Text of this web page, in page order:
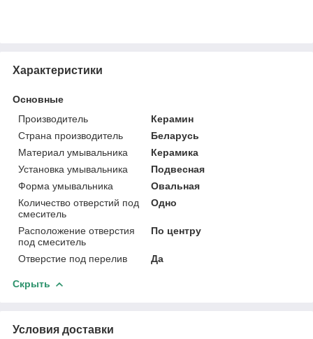
Характеристики
Основные
Производитель
Керамин
Страна производитель
Беларусь
Материал умывальника
Керамика
Установка умывальника
Подвесная
Форма умывальника
Овальная
Количество отверстий под
смеситель
Одно
Расположение отверстия
под смеситель
По центру
Отверстие под перелив Да
Скрыть
Условия доставки